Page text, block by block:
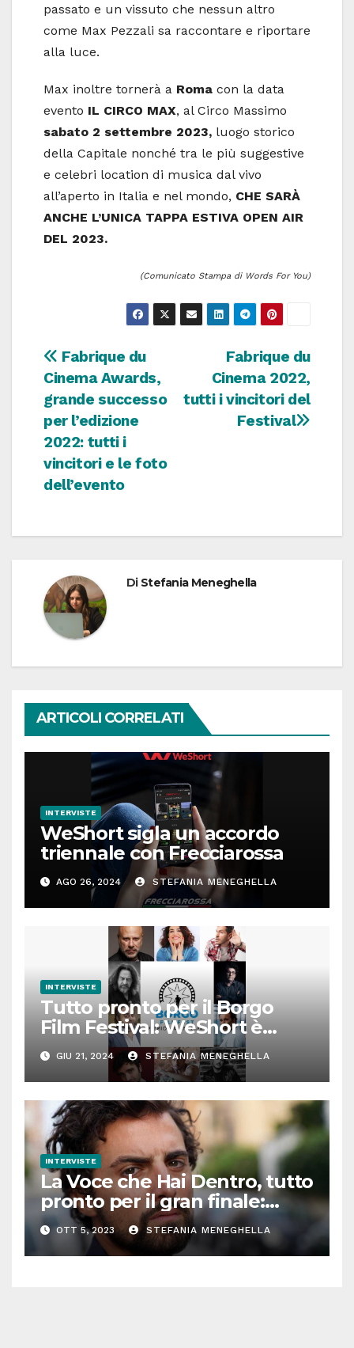
passato e un vissuto che nessun altro
come Max Pezzali sa raccontare e riportare
alla luce.
Max inoltre tornerà a Roma con la data
evento IL CIRCO MAX, al Circo Massimo
sabato 2 settembre 2023, luogo storico
della Capitale nonché tra le più suggestive
e celebri location di musica dal vivo
all’aperto in Italia e nel mondo, CHE SARÀ
ANCHE L’UNICA TAPPA ESTIVA OPEN AIR
DEL 2023.
(Comunicato Stampa di Words For You)
Navigazione
articoli
Fabrique du
Cinema 2022,
tutti i vincitori del
Festival
Fabrique du
Cinema Awards,
grande successo
per l’edizione
2022: tutti i
vincitori e le foto
dell’evento
Di Stefania Meneghella
ARTICOLI CORRELATI
INTERVISTE
WeShort sigla un accordo
triennale con Frecciarossa
AGO 26, 2024 STEFANIA MENEGHELLA
INTERVISTE
Tutto pronto per il Borgo
Film Festival: WeShort è
partner della prima edizione
GIU 21, 2024 STEFANIA MENEGHELLA
INTERVISTE
La Voce che Hai Dentro, tutto
pronto per il gran finale:
parla Roberto Oliveri
OTT 5, 2023 STEFANIA MENEGHELLA